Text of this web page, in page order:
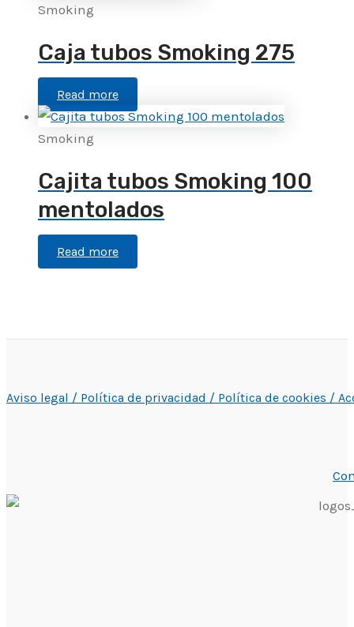
Smoking
Caja tubos Smoking 275
Read more
Smoking
Cajita tubos Smoking 100
mentolados
Read more
Aviso legal / Política de privacidad / Política de cookies /